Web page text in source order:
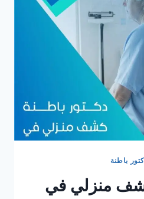
باطنة
منزلي في